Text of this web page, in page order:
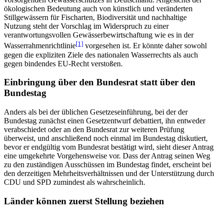
ökologischen Bedeutung auch von künstlich und veränderten
Stillgewässern für Fischarten, Biodiversität und nachhaltige
Nutzung steht der Vorschlag im Widerspruch zu einer
verantwortungsvollen Gewässerbewirtschaftung wie es in der
Wasserrahmenrichtlinie[1] vorgesehen ist. Er könnte daher sowohl
gegen die expliziten Ziele des nationalen Wasserrechts als auch
gegen bindendes EU-Recht verstoßen.
Einbringung über den Bundesrat statt über den
Bundestag
Anders als bei der üblichen Gesetzeseinführung, bei der der
Bundestag zunächst einen Gesetzentwurf debattiert, ihn entweder
verabschiedet oder an den Bundesrat zur weiteren Prüfung
überweist, und anschließend noch einmal im Bundestag diskutiert,
bevor er endgültig vom Bundesrat bestätigt wird, sieht dieser Antrag
eine umgekehrte Vorgehensweise vor. Dass der Antrag seinen Weg
zu den zuständigen Ausschüssen im Bundestag findet, erscheint bei
den derzeitigen Mehrheitsverhältnissen und der Unterstützung durch
CDU und SPD zumindest als wahrscheinlich.
Länder können zuerst Stellung beziehen